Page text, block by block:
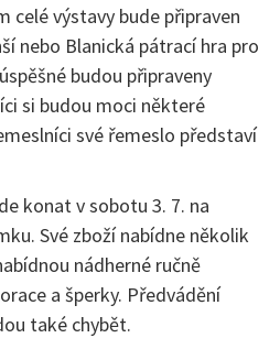
celé výstavy bude připraven
nebo Blanická pátrací hra pro
budou připraveny
si budou moci některé
své řemeslo představí
konat v sobotu 3. 7. na
Své zboží nabídne několik
nádherné ručně
a šperky. Předvádění
také chybět.